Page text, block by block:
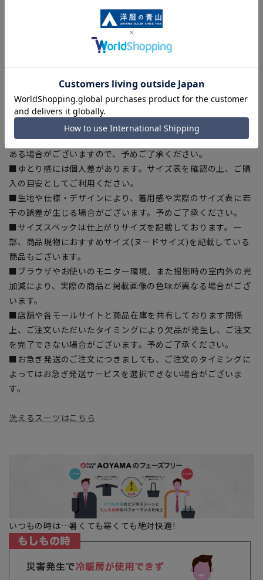
この商品はリサイクル原料を使用し、プラスチック・スマート
に賛同しています。当製品は裏地の糸の一部にECOBLUE®を使
用しています。ECOBLUE®はマテリアルリサイクルにより、ペ
ットボトルを繊維へと再生しています。
【シルエット】《細め(スリム)》 (当社比)
【商品に関するご注意】
■商品画像はサンプルのため、色味やサイズ等の仕様に変更が
ある場合がございますので、予めご了承ください。
■ゆとり感には個人差があります。サイズ表を確認の上、ご購
入の目安としてご利用ください。
■生地や仕様・デザインにより、着用感や実際のサイズ表に若
干の誤差が生じる場合がございます。予めご了承ください。
■サイズスペックは仕上がりサイズを記載しております。一
部、商品現物におすすめサイズ(ヌードサイズ)を記載している
商品もございます。
■ブラウザやお使いのモニター環境、また撮影時の室内外の光
加減により、実際の商品と掲載画像の色味が異なる場合がござ
います。
■店舗や各モールサイトと商品在庫を共有しております関係
上、ご注文いただいたタイミングにより欠品が発生し、ご注文
を完了できない場合がございます。予めご了承ください。
■お急ぎ発送のご注文につきましても、ご注文のタイミングに
よってはお急ぎ発送サービスを選択できない場合がございま
す。
洗えるスーツはこちら
いつもの時は…暑くても寒くても絶対快適!